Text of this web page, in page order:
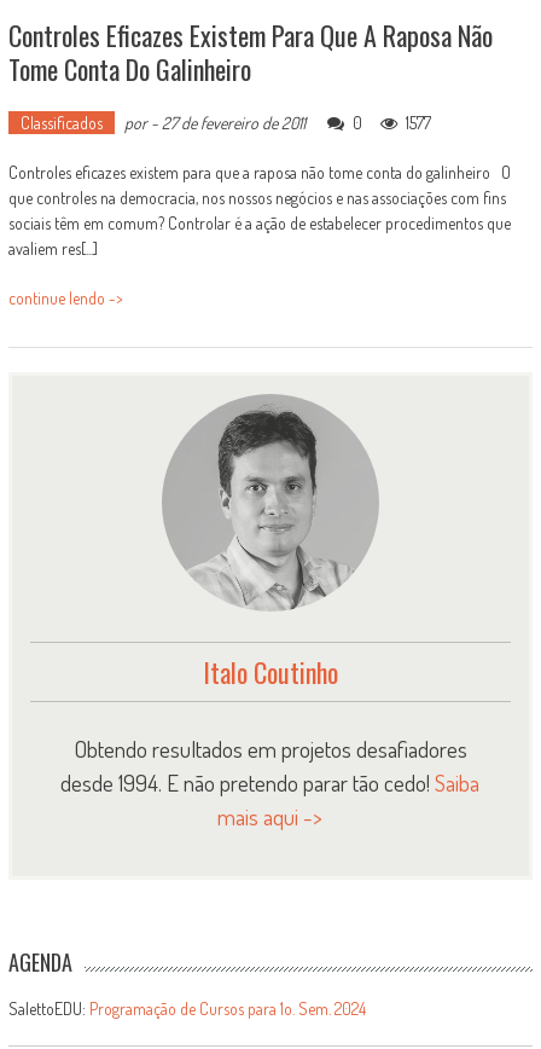
Controles Eficazes Existem Para Que A Raposa Não
Tome Conta Do Galinheiro
Classificados por-27 de fevereiro de 2011 0 1577
Controles eficazes existem para que a raposa não tome conta do galinheiro O
que controles na democracia, nos nossos negócios e nas associações com fins
sociais têm em comum? Controlar é a ação de estabelecer procedimentos que
avaliem res[...]
continue lendo ->
Italo Coutinho
Obtendo resultados em projetos desafiadores
desde 1994. E não pretendo parar tão cedo!Saiba
mais aqui ->
AGENDA
SalettoEDU: Programação de Cursos para 1o. Sem. 2024